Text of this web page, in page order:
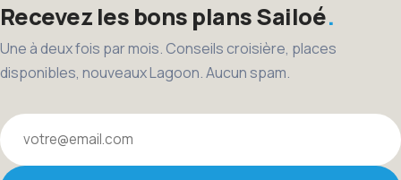
Recevez les bons plans Sailoé
Une à deux fois par mois. Conseils croisière, places
disponibles, nouveaux Lagoon. Aucun spam.
Votre email